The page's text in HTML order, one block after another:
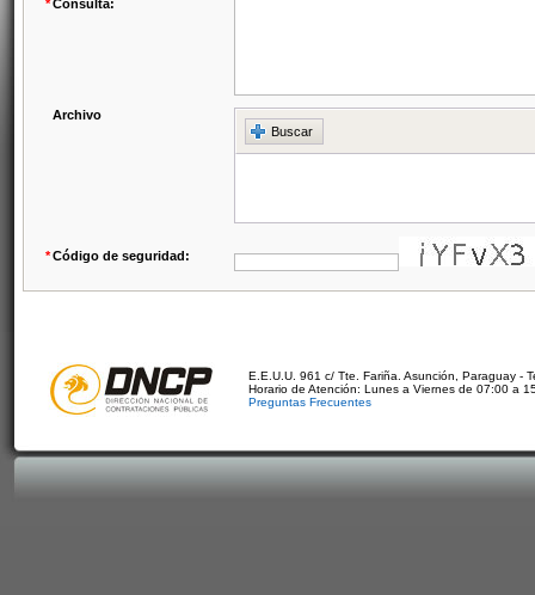
*Consulta:
Archivo
Buscar
*Código de seguridad:
E.E.U.U. 961 c/ Tte. Fariña. Asunción, Paraguay -
Horario de Atención: Lunes a Viernes de 07:00 a
Preguntas Frecuentes